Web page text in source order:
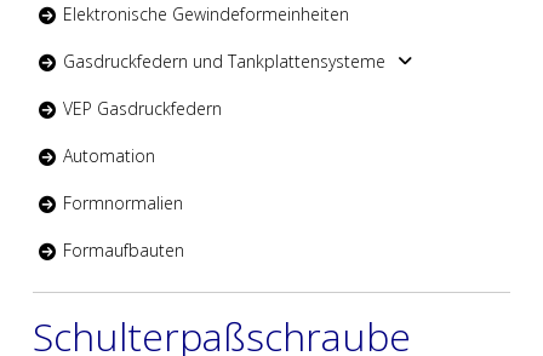
Elektronische Gewindeformeinheiten
Gasdruckfedern und Tankplattensysteme
VEP Gasdruckfedern
Automation
Formnormalien
Formaufbauten
Schulterpaßschraube